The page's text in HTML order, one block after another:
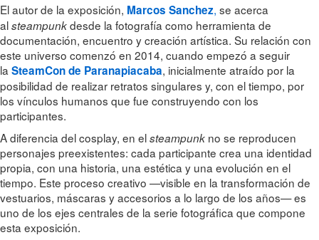
El autor de la exposición, Marcos Sanchez, se acerca
alsteampunkdesde la fotografía como herramienta de
documentación, encuentro y creación artística. Su relación con
este universo comenzó en 2014, cuando empezó a seguir
la SteamCon de Paranapiacaba, inicialmente atraído por la
posibilidad de realizar retratos singulares y, con el tiempo, por
los vínculos humanos que fue construyendo con los
participantes.
A diferencia del cosplay, en elsteampunk no se reproducen
personajes preexistentes: cada participante crea una identidad
propia, con una historia, una estética y una evolución en el
tiempo. Este proceso creativo —visible en la transformación de
vestuarios, máscaras y accesorios a lo largo de los años— es
uno de los ejes centrales de la serie fotográfica que compone
esta exposición.